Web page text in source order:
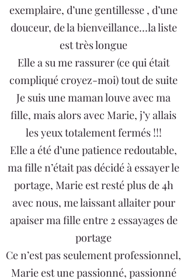
exemplaire, d’une gentillesse , d’une
douceur, de la bienveillance…la liste
est très longue
Elle a su me rassurer (ce qui était
compliqué croyez-moi) tout de suite
Je suis une maman louve avec ma
fille, mais alors avec Marie, j’y allais
les yeux totalement fermés !!!
Elle a été d’une patience redoutable,
ma fille n’était pas décidé à essayer le
portage, Marie est resté plus de 4h
avec nous, me laissant allaiter pour
apaiser ma fille entre 2 essayages de
portage
Ce n’est pas seulement professionnel,
Marie est une passionné, passionné